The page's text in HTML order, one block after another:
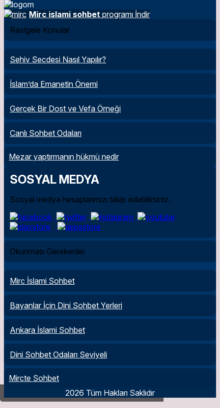
Peygamberlerin örnek davranışları nelerdir?
Mirc islami sohbet programı İndir
Rastgele Konular
Sehiv Secdesi Nasıl Yapılır?
İslam’da Emanetin Önemi
Gerçek Bir Dost ve Vefa Örneği
Canlı Sohbet Odaları
Mezar yaptırmanın hükmü nedir
SOSYAL MEDYA
Sosyal medya hesaplarımızı takip edebilirsiniz.
Okunması Gerekenler
Mirc İslami Sohbet
Bayanlar İçin Dini Sohbet Yerleri
Ankara İslami Sohbet
Dini Sohbet Odaları Seviyeli
Mircte Sohbet
2026 Tüm Hakları Saklıdır